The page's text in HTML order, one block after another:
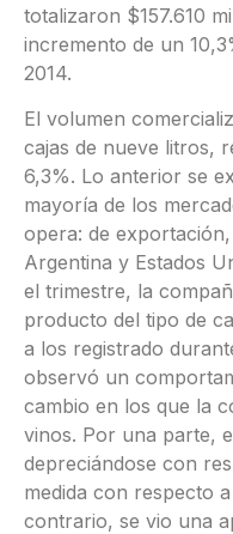
totalizaron $157.610
incremento de un
2014.
El volumen
cajas de nueve litros,
6,3%. Lo anterior se
mayoría de los
opera: de
Argentina y Estados
el trimestre, la
producto del tipo de
a los registrado
observó un
cambio en los que la
vinos. Por una parte,
depreciándose con
medida con respecto
contrario, se vio una